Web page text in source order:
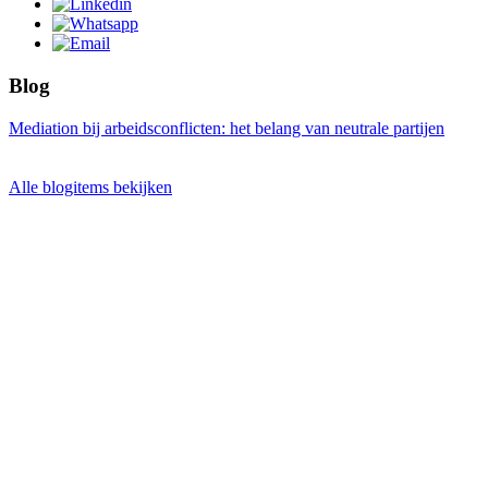
Blog
Mediation bij arbeidsconflicten: het belang van neutrale partijen
Alle blogitems bekijken